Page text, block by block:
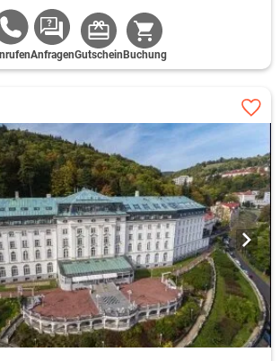
AnfragenGutschein Buchung